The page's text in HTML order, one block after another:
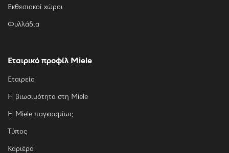
Εκθεσιακοί χώροι
Φυλλάδια
Εταιρικό προφίλ Miele
Εταιρεία
Η βιωσιμότητα στη Miele
Η Miele παγκοσμίως
Τύπος
Καριέρα